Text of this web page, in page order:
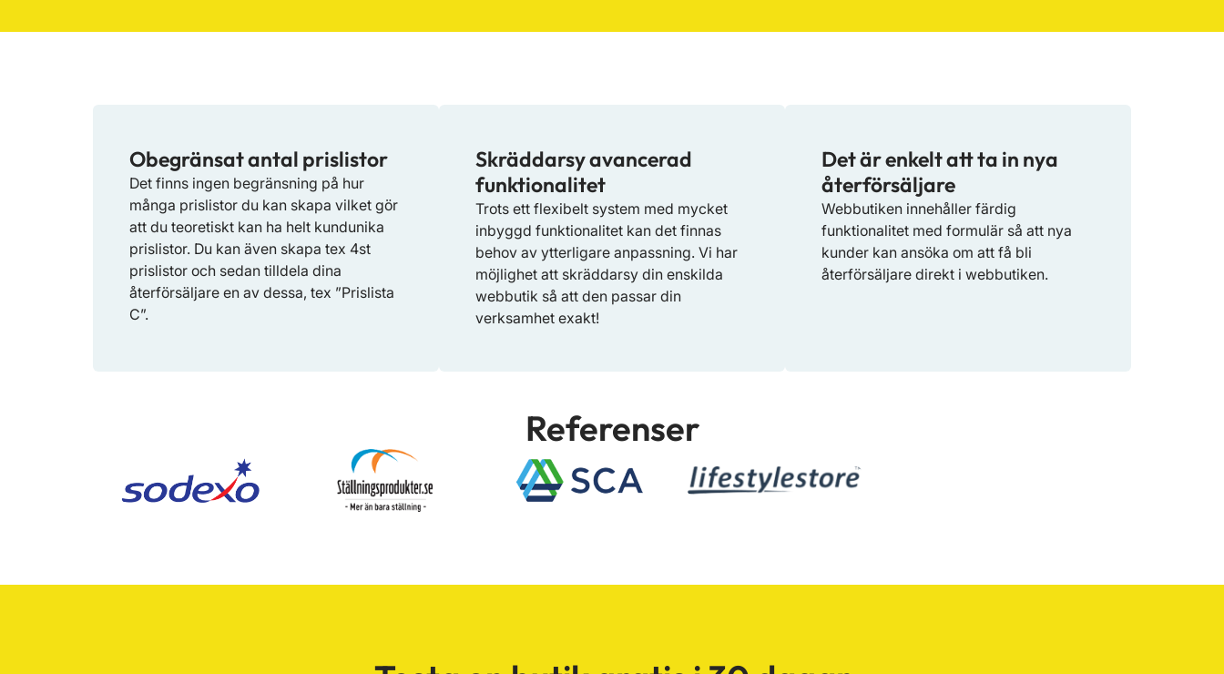
Obegränsat antal prislistor
Det finns ingen begränsning på hur
många prislistor du kan skapa vilket gör
att du teoretiskt kan ha helt kundunika
prislistor. Du kan även skapa tex 4st
prislistor och sedan tilldela dina
återförsäljare en av dessa, tex ”Prislista
C”.
Skräddarsy avancerad
funktionalitet
Trots ett flexibelt system med mycket
inbyggd funktionalitet kan det finnas
behov av ytterligare anpassning. Vi har
möjlighet att skräddarsy din enskilda
webbutik så att den passar din
verksamhet exakt!
Det är enkelt att ta in nya
återförsäljare
Webbutiken innehåller färdig
funktionalitet med formulär så att nya
kunder kan ansöka om att få bli
återförsäljare direkt i webbutiken.
Referenser